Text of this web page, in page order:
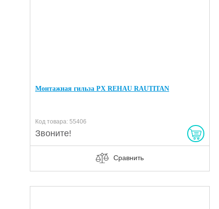
Монтажная гильза PX REHAU RAUTITAN
Код товара: 55406
Звоните!
Сравнить